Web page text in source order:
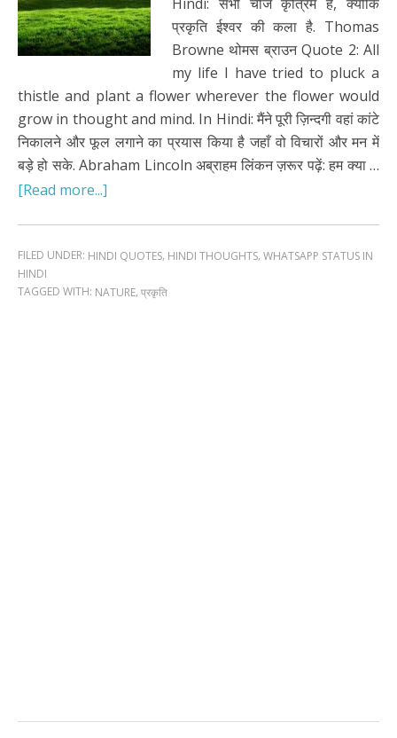
प्रकृति ईश्वर की कला है. Thomas
Browne थोमस ब्राउन Quote 2: All
my life I have tried to pluck a
thistle and plant a flower wherever the flower would
grow in thought and mind. In Hindi: मैंने पूरी ज़िन्दगी वहां कांटे
निकालने और फूल लगाने का प्रयास किया है जहाँ वो विचारों और मन में
बड़े हो सके. Abraham Lincoln अब्राहम लिंकन ज़रूर पढ़ें: हम क्या …
[Read more...]
FILED UNDER: HINDI QUOTES, HINDI THOUGHTS, WHATSAPP STATUS IN
HINDI
TAGGED WITH: NATURE, प्रकृति